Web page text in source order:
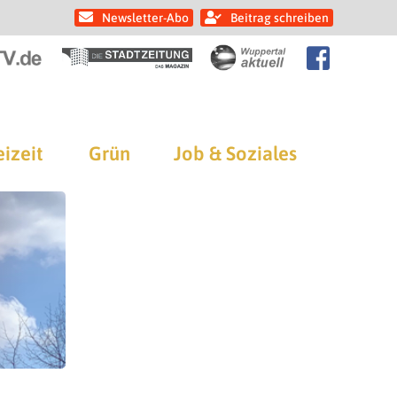
Newsletter-Abo Beitrag schreiben
Grün Job & Soziales